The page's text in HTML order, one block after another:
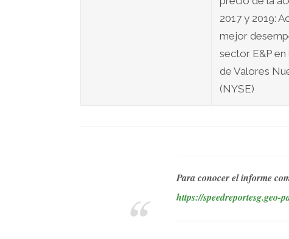
2017 y 2019:
mejor
sector E&P en
de Valores
(NYSE)
Para conocer el informe
https://speedreportesg.geo-